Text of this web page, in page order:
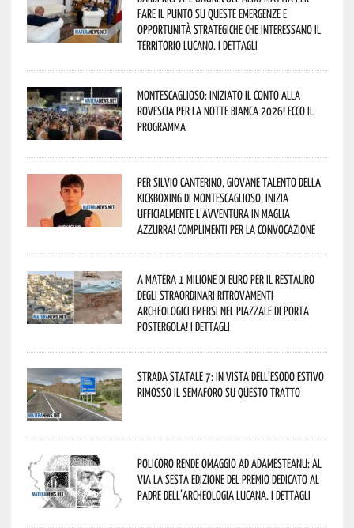
fare il punto su queste emergenze e
opportunità strategiche che interessano il
territorio lucano. I dettagli
Montescaglioso: iniziato il conto alla
rovescia per la Notte Bianca 2026! Ecco il
programma
Per Silvio Canterino, giovane talento della
kickboxing di Montescaglioso, inizia
ufficialmente l’avventura in maglia
azzurra! Complimenti per la convocazione
A Matera 1 milione di euro per il restauro
degli straordinari ritrovamenti
archeologici emersi nel piazzale di Porta
Postergola! I dettagli
Strada statale 7: in vista dell’esodo estivo
rimosso il semaforo su questo tratto
Policoro rende omaggio ad Adamesteanu: al
via la sesta edizione del Premio dedicato al
padre dell’archeologia lucana. I dettagli